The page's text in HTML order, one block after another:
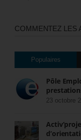
COMMENTEZ LES
Populaires
Pôle
23 octobre